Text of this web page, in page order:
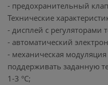
- предохранительный
Технические
- дисплей с
- автоматический
- механическая
поддерживать заданную
1-3 °C;